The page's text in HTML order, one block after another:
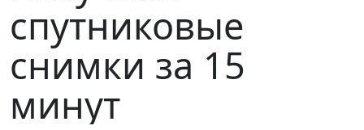
спутниковые
снимки за 15
минут